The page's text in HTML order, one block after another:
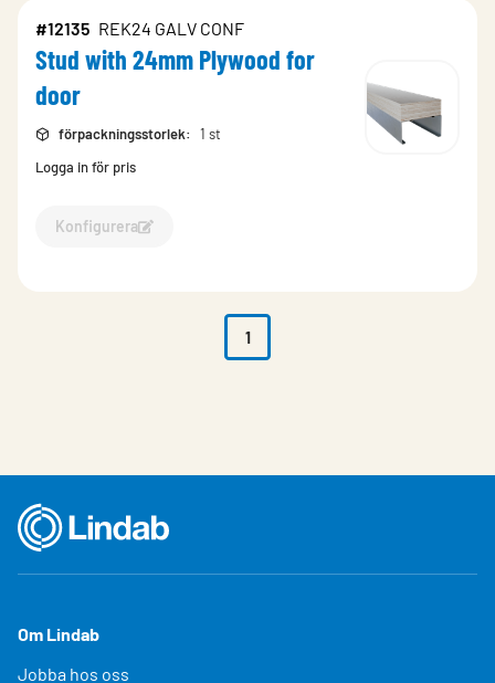
#12135 REK24 GALV CONF
Stud with 24mm Plywood for
door
förpackningsstorlek:
1 st
Logga in för pris
Konfigurera
Konfigurera Stud with 24mm Plywood for door-12135
1
Om Lindab
Jobba hos oss